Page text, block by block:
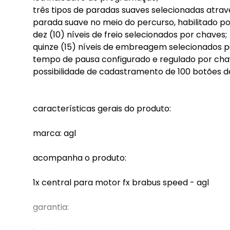
três tipos de paradas suaves selecionadas
parada suave no meio do percurso, habilitado
dez (10) níveis de freio selecionados por chaves;
quinze (15) níveis de embreagem selecionados
tempo de pausa configurado e regulado por
possibilidade de cadastramento de 100 botões
características gerais do produto:
marca: agl
acompanha o produto:
1x central para motor fx brabus speed - agl
garantia: